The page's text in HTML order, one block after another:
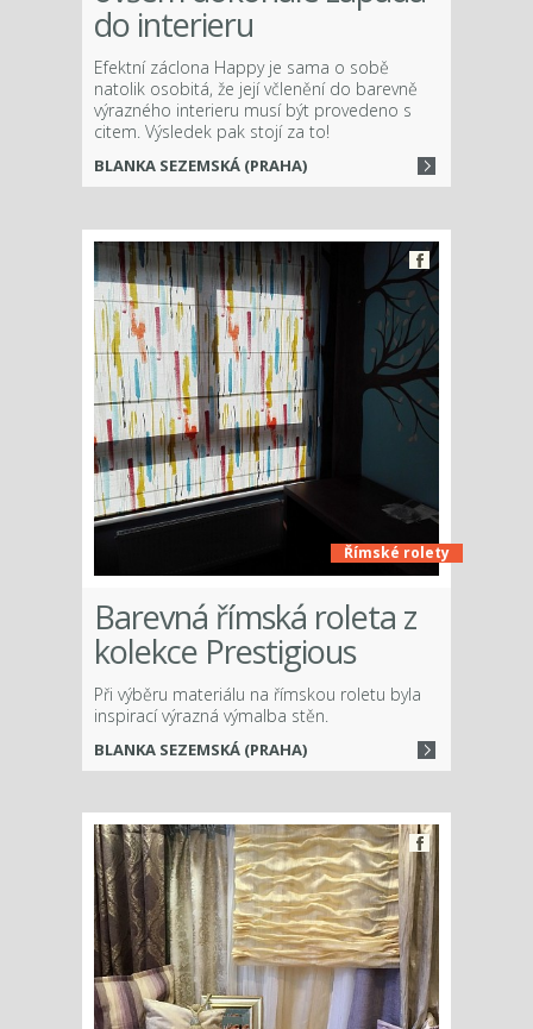
do interieru
Efektní záclona Happy je sama o sobě
natolik osobitá, že její včlenění do barevně
výrazného interieru musí být provedeno s
citem. Výsledek pak stojí za to!
BLANKA SEZEMSKÁ (PRAHA)
Římské rolety
Barevná římská roleta z
kolekce Prestigious
Při výběru materiálu na římskou roletu byla
inspirací výrazná výmalba stěn.
BLANKA SEZEMSKÁ (PRAHA)